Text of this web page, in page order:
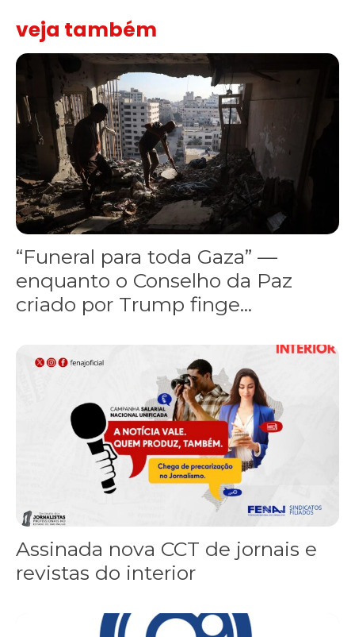
veja também
“Funeral para toda Gaza” — enquanto o Conselho da Paz
“Funeral para toda Gaza” —
enquanto o Conselho da Paz
criado por Trump finge...
Assinada nova CCT de jornais e revistas do interior
Assinada nova CCT de jornais e
revistas do interior
Sindicato leva reivindicações à TV TEM, denunciada de cometer